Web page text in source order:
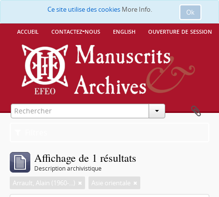
Ok
Ce site utilise des cookies More Info.
accueil contactez-nous english ouverture de session
Affichage de 1 résultats
Description archivistique
Arrault, Alain (1960-...) Asie orientale